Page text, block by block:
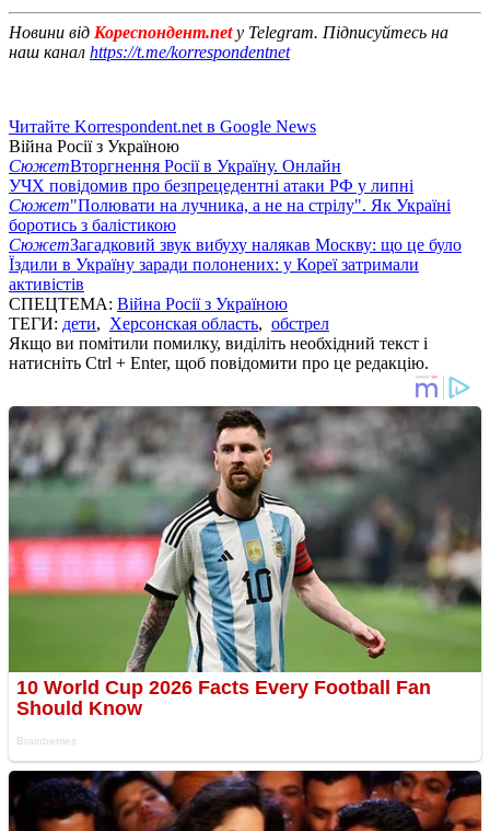
Новини від Кореспондент.netу Telegram. Підписуйтесь на
наш канал https://t.me/korrespondentnet
Читайте Korrespondent.net в Google News
Війна Росії з Україною
СюжетВторгнення Росії в Україну. Онлайн
УЧХ повідомив про безпрецедентні атаки РФ у липні
Сюжет"Полювати на лучника, а не на стрілу". Як Україні
боротись з балістикою
СюжетЗагадковий звук вибуху налякав Москву: що це було
Їздили в Україну заради полонених: у Кореї затримали
активістів
СПЕЦТЕМА: Війна Росії з Україною
ТЕГИ: дети, Херсонская область, обстрел
Якщо ви помітили помилку, виділіть необхідний текст і
натисніть Ctrl + Enter, щоб повідомити про це редакцію.